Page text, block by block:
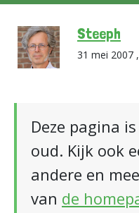
Steeph
31 mei 2007
Deze pagina
oud. Kijk ook
andere en
van de